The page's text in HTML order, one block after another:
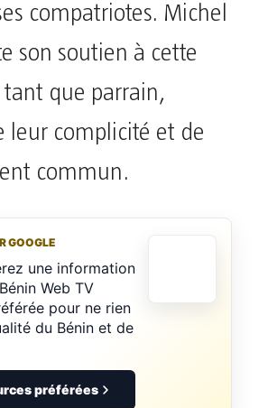
compatriotes. Michel
son soutien à cette
que parrain,
leur complicité et de
commun.
GOOGLE
une information
Web TV
pour ne rien
du Bénin et de
préférées